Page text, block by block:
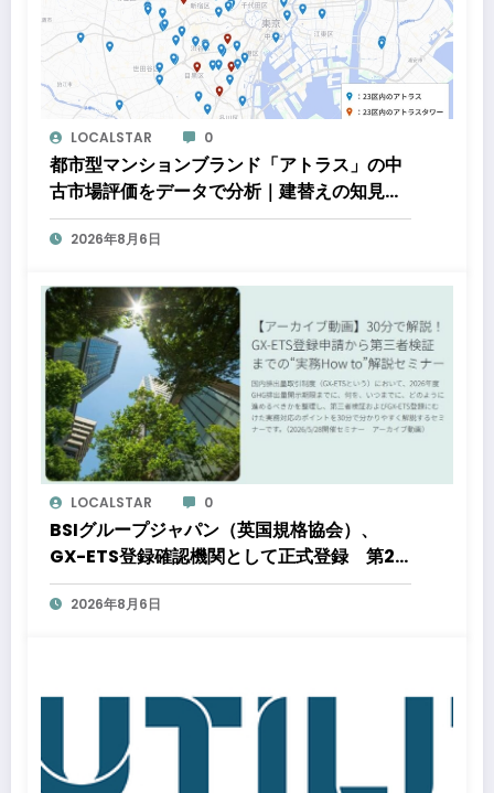
LOCALSTAR 0
都市型マンションブランド「アトラス」の中
古市場評価をデータで分析｜建替えの知見、
都心好立地、開発思想が支えるブランド価値
2026年8月6日
LOCALSTAR 0
BSIグループジャパン（英国規格協会）、
GX-ETS登録確認機関として正式登録 第2
フェーズ開始で制度対応が義務化、企業の対
応はどう変わるのか？ 法的拘束力をもつ
2026年8月6日